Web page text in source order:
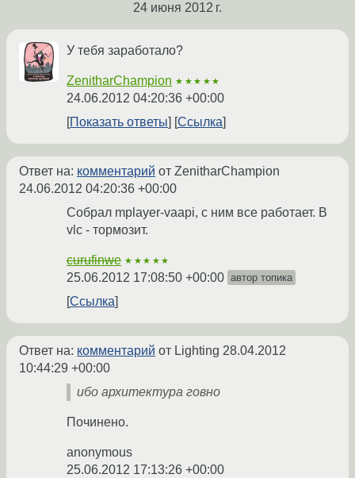
24 июня 2012 г.
У тебя заработало?
ZenitharChampion ★★★★★
24.06.2012 04:20:36 +00:00
Показать ответы
Ссылка
Ответ на: комментарий от ZenitharChampion
24.06.2012 04:20:36 +00:00
Собрал mplayer-vaapi, с ним все работает. В
vlc - тормозит.
curufinwe ★★★★★
25.06.2012 17:08:50 +00:00 автор топика
Ссылка
Ответ на: комментарий от Lighting 28.04.2012
10:44:29 +00:00
ибо архитектура говно
Починено.
anonymous
25.06.2012 17:13:26 +00:00